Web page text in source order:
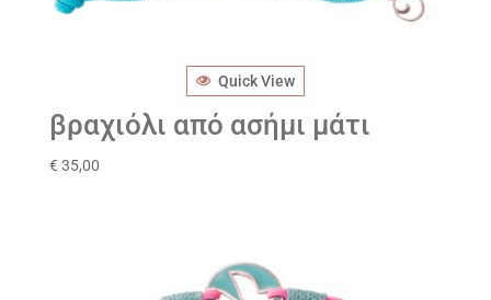
Quick View
βραχιόλι από ασήμι μάτι
€ 35,00